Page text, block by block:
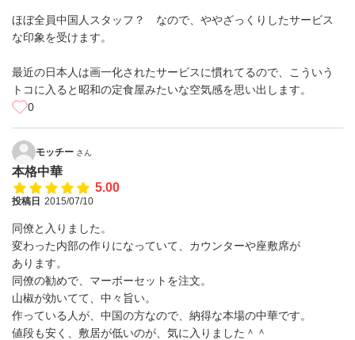
ほぼ全員中国人スタッフ？ なので、ややざっくりしたサービス
な印象を受けます。
最近の日本人は画一化されたサービスに慣れてるので、こういう
トコに入ると昭和の定食屋みたいな空気感を思い出します。
0
モッチー さん
本格中華
5.00
投稿日 2015/07/10
同僚と入りました。
変わった内部の作りになっていて、カウンターや座敷席が
あります。
同僚の勧めで、マーボーセットを注文。
山椒が効いてて、中々旨い。
作っている人が、中国の方なので、納得な本場の中華です。
値段も安く、敷居が低いのが、気に入りました＾＾